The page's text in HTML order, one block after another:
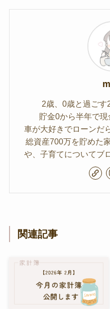
2歳、0歳と過ごす
貯金0から半年で現
車が大好きでローンだ
総資産700万を貯めた
や、子育てについてブ
関連記事